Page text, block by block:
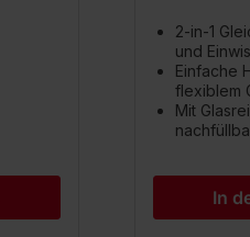
2-in-1
und
Einfache
flexiblem
Mit
In